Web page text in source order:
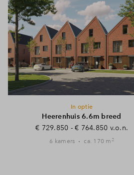
In optie
Heerenhuis 6.6m breed
€ 729.850 - € 764.850 v.o.n.
6 kamers ca. 170 m2